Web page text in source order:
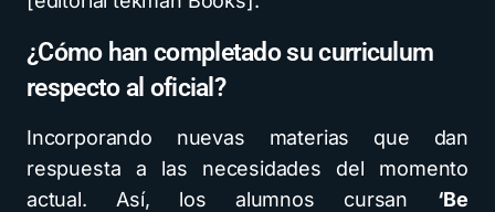
¿Cómo han completado su curriculum
respecto al oficial?
Incorporando nuevas materias que dan
respuesta a las necesidades del momento
actual. Así, los alumnos cursan ‘Be